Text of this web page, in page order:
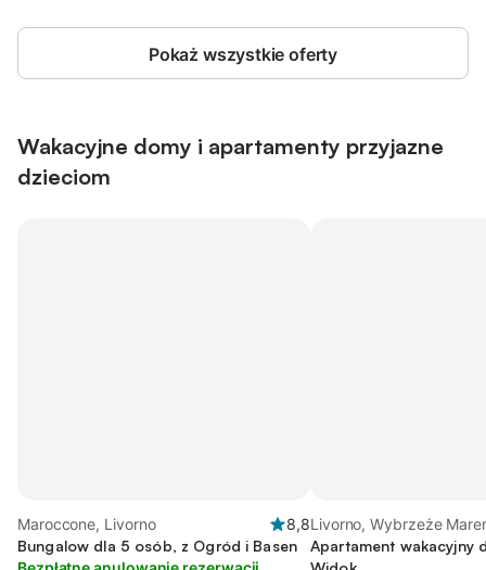
Pokaż wszystkie oferty
Wakacyjne domy i apartamenty przyjazne
dzieciom
Maroccone, Livorno
8,8
Bungalow dla 5 osób, z Ogród i Basen
Livorno, Wybrzeże
Apartament wakacyjny